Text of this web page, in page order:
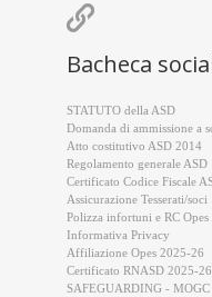

Bacheca
STATUTO della ASD
Domanda di ammissione a
Atto costitutivo ASD 2014
Regolamento generale ASD
Certificato Codice Fiscale
Assicurazione Tesserati/soci
Polizza infortuni e RC Opes
Informativa Privacy
Affiliazione Opes 2025-26
Certificato RNASD 2025-26
SAFEGUARDING - MOGC